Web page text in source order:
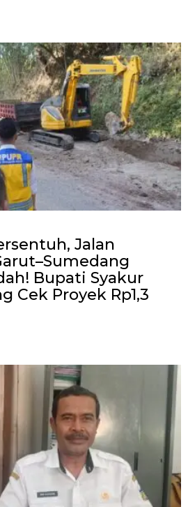
Jalan
Bupati Syakur
Cek Proyek Rp1,3